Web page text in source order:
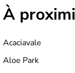
À
Acaciavale
Aloe Park